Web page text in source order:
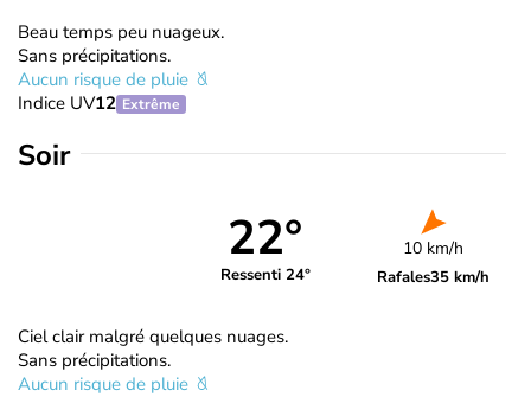
Beau temps peu nuageux.
Sans précipitations.
Aucun risque de pluie
Indice UV12 Extrême
Soir
22°
Ressenti 24°
10 km/h
Rafales35 km/h
Ciel clair malgré quelques nuages.
Sans précipitations.
Aucun risque de pluie